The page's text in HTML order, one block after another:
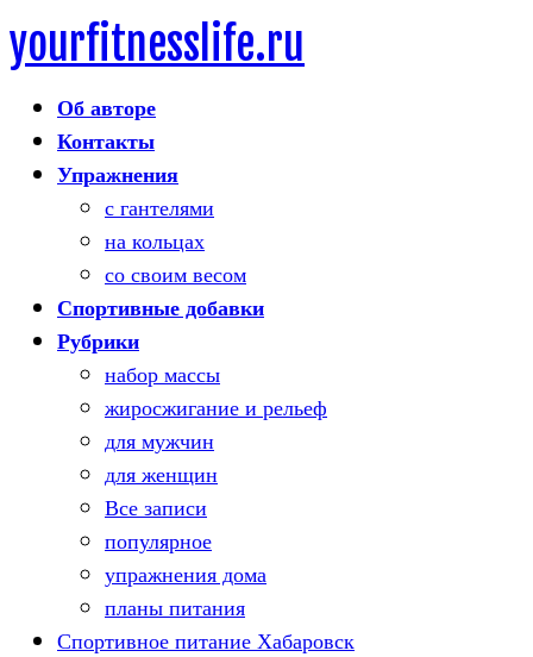
Skip
to
content
yourfitnesslife.ru
Об авторе
Контакты
Упражнения
с гантелями
на кольцах
со своим весом
Спортивные добавки
Рубрики
набор массы
жиросжигание и рельеф
для мужчин
для женщин
Все записи
популярное
упражнения дома
планы питания
Спортивное питание Хабаровск